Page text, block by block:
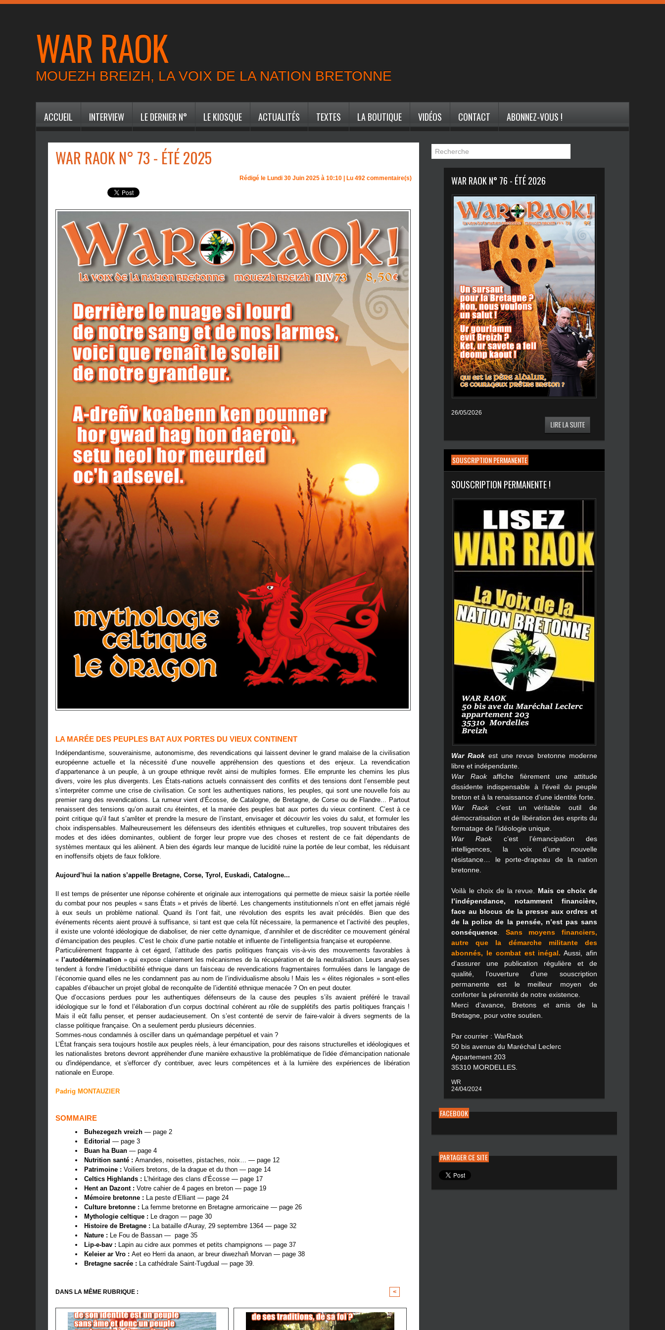
WAR RAOK
MOUEZH BREIZH, LA VOIX DE LA NATION BRETONNE
ACCUEIL INTERVIEW LE DERNIER N° LE KIOSQUE ACTUALITÉS TEXTES LA BOUTIQUE VIDÉOS CONTACT ABONNEZ-VOUS !
WAR RAOK N° 73 - ÉTÉ 2025
Rédigé le Lundi 30 Juin 2025 à 10:10 | Lu 492 commentaire(s)
LA MARÉE DES PEUPLES BAT AUX PORTES DU VIEUX CONTINENT
Indépendantisme, souverainisme, autonomisme, des revendications qui laissent deviner le grand malaise de la civilisation
européenne actuelle et la nécessité d’une nouvelle appréhension des questions et des enjeux. La revendication
d’appartenance à un peuple, à un groupe ethnique revêt ainsi de multiples formes. Elle emprunte les chemins les plus
divers, voire les plus divergents. Les États-nations actuels connaissent des conflits et des tensions dont l’ensemble peut
s’interpréter comme une crise de civilisation. Ce sont les authentiques nations, les peuples, qui sont une nouvelle fois au
premier rang des revendications. La rumeur vient d’Écosse, de Catalogne, de Bretagne, de Corse ou de Flandre... Partout
renaissent des tensions qu’on aurait cru éteintes, et la marée des peuples bat aux portes du vieux continent . C’est à ce
point critique qu’il faut s’arrêter et prendre la mesure de l’instant, envisager et découvrir les voies du salut, et formuler les
choix indispensables. Malheureusement les défenseurs des identités ethniques et culturelles, trop souvent tributaires des
modes et des idées dominantes, oublient de forger leur propre vue des choses et restent de ce fait dépendants de
systèmes mentaux qui les aliènent. A bien des égards leur manque de lucidité ruine la portée de leur combat, les réduisant
en inoffensifs objets de faux folklore.
Aujourd’hui la nation s’appelle Bretagne, Corse, Tyrol, Euskadi, Catalogne...
Il est temps de présenter une réponse cohérente et originale aux interrogations qui permette de mieux saisir la portée réelle
du combat pour nos peuples « sans États » et privés de liberté. Les changements institutionnels n’ont en effet jamais réglé
à eux seuls un problème national. Quand ils l’ont fait, une révolution des esprits les avait précédés. Bien que des
événements récents aient prouvé à suffisance, si tant est que cela fût nécessaire, la permanence et l’activité des peuples,
il existe une volonté idéologique de diaboliser, de nier cette dynamique, d’annihiler et de discréditer ce mouvement général
d’émancipation des peuples. C’est le choix d’une partie notable et influente de l’intelligentsia française et européenne.
Particulièrement frappante à cet égard, l’attitude des partis politiques français vis-à-vis des mouvements favorables à
« l’autodétermination » qui expose clairement les mécanismes de la récupération et de la neutralisation. Leurs analyses
tendent à fondre l’irréductibilité ethnique dans un faisceau de revendications fragmentaires formulées dans le langage de
l’économie quand elles ne les condamnent pas au nom de l’individualisme absolu ! Mais les « élites régionales » sont-elles
capables d’ébaucher un projet global de reconquête de l’identité ethnique menacée ? On en peut douter.
Que d’occasions perdues pour les authentiques défenseurs de la cause des peuples s’ils avaient préféré le travail
idéologique sur le fond et l’élaboration d’un corpus doctrinal cohérent au rôle de supplétifs des partis politiques français !
Mais il eût fallu penser, et penser audacieusement. On s’est contenté de servir de faire-valoir à divers segments de la
classe politique française. On a seulement perdu plusieurs décennies.
Sommes-nous condamnés à osciller dans un quémandage perpétuel et vain ?
L’État français sera toujours hostile aux peuples réels, à leur émancipation, pour des raisons structurelles et idéologiques et
les nationalistes bretons devront appréhender d'une manière exhaustive la problématique de l'idée d'émancipation nationale
ou d'indépendance, et s'efforcer d'y contribuer, avec leurs compétences et à la lumière des expériences de libération
nationale en Europe.
Padrig MONTAUZIER
SOMMAIRE
Buhezegezh vreizh — page 2
Editorial — page 3
Buan ha Buan — page 4
Nutrition santé : Amandes, noisettes, pistaches, noix… — page 12
Patrimoine : Voiliers bretons, de la drague et du thon — page 14
Celtics Highlands : L’héritage des clans d’Écosse — page 17
Hent an Dazont : Votre cahier de 4 pages en breton — page 19
Mémoire bretonne : La peste d’Elliant — page 24
Culture bretonne : La femme bretonne en Bretagne armoricaine — page 26
Mythologie celtique : Le dragon — page 30
Histoire de Bretagne : La bataille d'Auray, 29 septembre 1364 — page 32
Nature : Le Fou de Bassan — page 35
Lip-e-bav : Lapin au cidre aux pommes et petits champignons — page 37
Keleier ar Vro : Aet eo Herri da anaon, ar breur diwezhañ Morvan — page 38
Bretagne sacrée : La cathédrale Saint-Tugdual — page 39.
DANS LA MÊME RUBRIQUE : <
WAR RAOK N° 76 - ÉTÉ 2026
26/05/2026
SOUSCRIPTION PERMANENTE
SOUSCRIPTION PERMANENTE !
War Raok est une revue bretonne moderne
libre et indépendante.
War Raokaffiche fièrement une attitude
dissidente indispensable à l’éveil du peuple
breton et à la renaissance d’une identité forte.
War Raokc’est un véritable outil de
démocratisation et de libération des esprits du
formatage de l’idéologie unique.
War Raokc’est l’émancipation des
intelligences, la voix d’une nouvelle
résistance… le porte-drapeau de la nation
bretonne.
Voilà le choix de la revue. Mais ce choix de
l’indépendance, notamment financière,
face au blocus de la presse aux ordres et
de la police de la pensée, n’est pas sans
conséquence
Sans moyens financiers,
autre que la démarche militante des
abonnés, le combat est inégal. Aussi, afin
d’assurer une publication régulière et de
qualité, l’ouverture d’une souscription
permanente est le meilleur moyen de
conforter la pérennité de notre existence.
Merci d’avance, Bretons et amis de la
Bretagne, pour votre soutien.
Par courrier : WarRaok
50 bis avenue du Maréchal Leclerc
Appartement 203
35310 MORDELLES.
WR
24/04/2024
FACEBOOK
PARTAGER CE SITE